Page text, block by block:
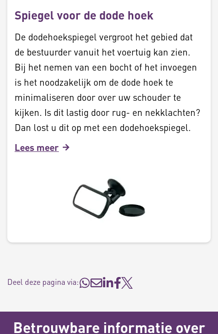
Spiegel voor de dode hoek
De dodehoekspiegel vergroot het gebied dat
de bestuurder vanuit het voertuig kan zien.
Bij het nemen van een bocht of het invoegen
is het noodzakelijk om de dode hoek te
minimaliseren door over uw schouder te
kijken. Is dit lastig door rug- en nekklachten?
Dan lost u dit op met een dodehoekspiegel.
Lees meer
Deel deze pagina via:
Betrouwbare informatie over